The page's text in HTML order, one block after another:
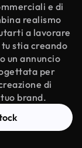
e di
realismo
a lavorare
stia creando
un annuncio
per
di
brand.